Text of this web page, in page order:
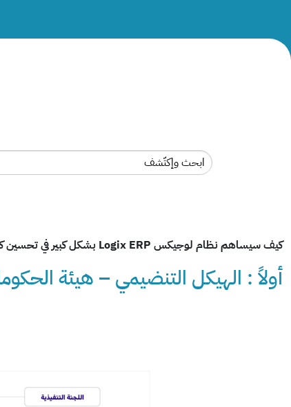
كيف سيساهم نظام لوجيكس Logix ERP بشكل كبير في تحسين كفاءة وفعالية المؤسسات الحكومية:
أولاً : الهيكل التنضيمي – هيئة